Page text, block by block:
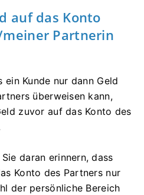
auf das Konto
Partnerin
Kunde nur dann Geld
überweisen kann,
zuvor auf das Konto des
daran erinnern, dass
Konto des Partners nur
der persönliche Bereich